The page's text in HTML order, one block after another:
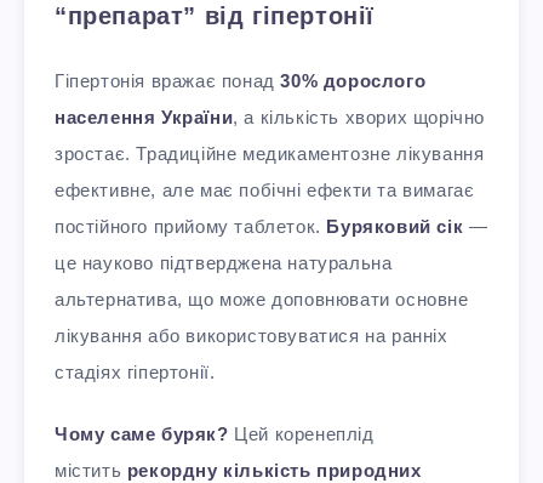
“препарат” від гіпертонії
Гіпертонія вражає понад30% дорослого
населення України, а кількість хворих щорічно
зростає. Традиційне медикаментозне лікування
ефективне, але має побічні ефекти та вимагає
постійного прийому таблеток. Буряковий сік —
це науково підтверджена натуральна
альтернатива, що може доповнювати основне
лікування або використовуватися на ранніх
стадіях гіпертонії.
Чому саме буряк? Цей коренеплід
містить рекордну кількість природних